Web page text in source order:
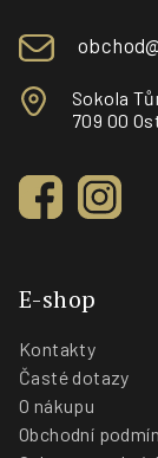
Sokola
709 00
E-shop
Kontakty
Časté dotazy
O nákupu
Obchodní